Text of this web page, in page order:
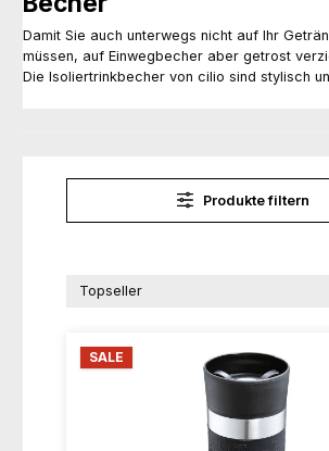
Damit Sie auch unterwegs nicht auf Ihr
müssen, auf Einwegbecher aber getrost
Die Isoliertrinkbecher von cilio sind stylisch
Produkte filtern
SALE